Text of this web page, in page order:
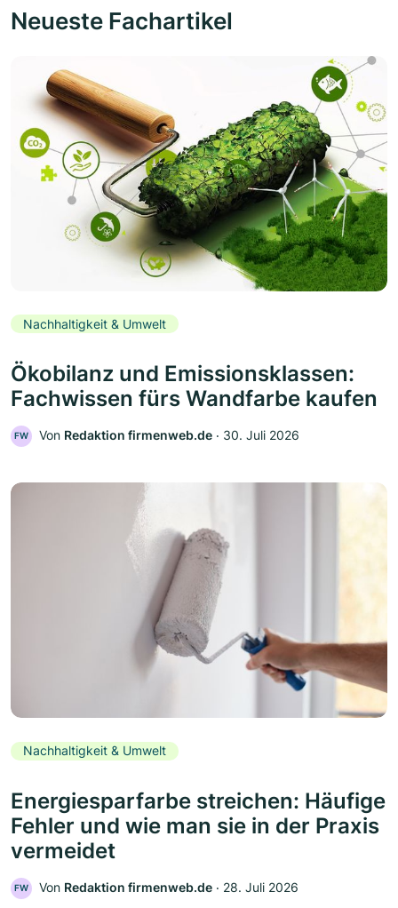
Neueste Fachartikel
Nachhaltigkeit & Umwelt
Ökobilanz und Emissionsklassen:
Fachwissen fürs Wandfarbe kaufen
FW Von Redaktion firmenweb.de ‧ 30. Juli 2026
Nachhaltigkeit & Umwelt
Energiesparfarbe streichen: Häufige
Fehler und wie man sie in der Praxis
vermeidet
FW Von Redaktion firmenweb.de ‧ 28. Juli 2026